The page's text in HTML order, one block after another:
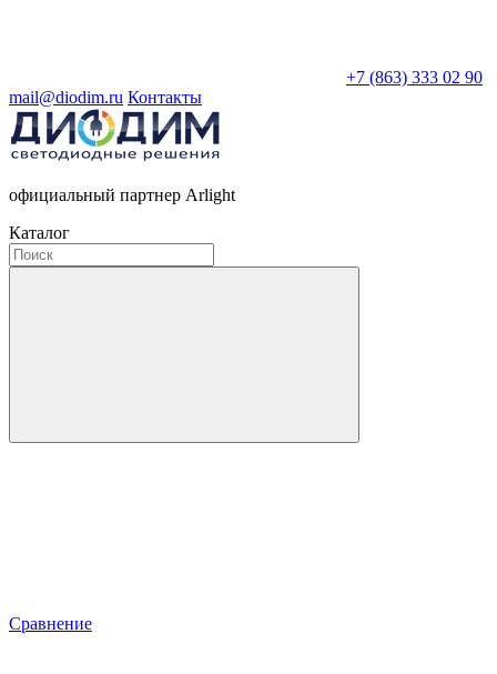
+7 (863) 333 02 90
mail@diodim.ru Контакты
официальный партнер Arlight
Каталог
Сравнение